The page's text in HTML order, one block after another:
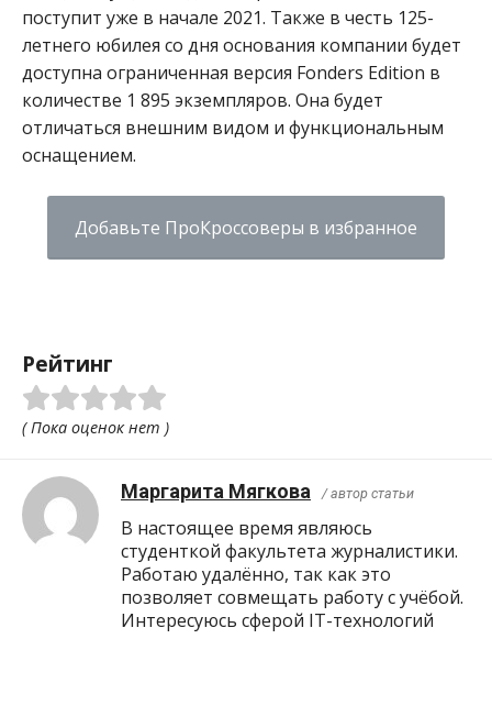
поступит уже в начале 2021. Также в честь 125-
летнего юбилея со дня основания компании будет
доступна ограниченная версия Fonders Edition в
количестве 1 895 экземпляров. Она будет
отличаться внешним видом и функциональным
оснащением.
Добавьте ПроКроссоверы в избранное
Рейтинг
( Пока оценок нет )
Маргарита Мягкова / автор статьи
В настоящее время являюсь
студенткой факультета журналистики.
Работаю удалённо, так как это
позволяет совмещать работу с учёбой.
Интересуюсь сферой IT-технологий